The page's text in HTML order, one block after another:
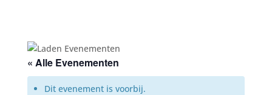
« Alle Evenementen
Dit evenement is voorbij.